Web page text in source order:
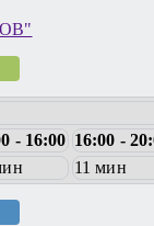
- 16:00 16:00 -
11 мин